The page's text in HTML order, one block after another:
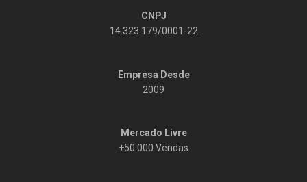
CNPJ
14.323.179/0001-22
Empresa Desde
2009
Mercado Livre
+50.000 Vendas